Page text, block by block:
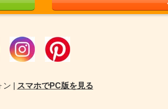
| スマホでPC版を見る